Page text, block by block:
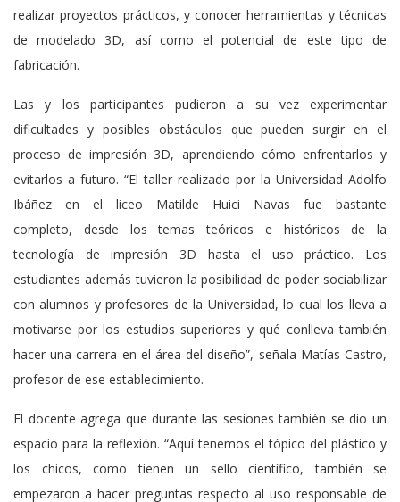
realizar proyectos prácticos, y conocer herramientas y técnicas
de modelado 3D, así como el potencial de este tipo de
fabricación.
Las y los participantes pudieron a su vez experimentar
dificultades y posibles obstáculos que pueden surgir en el
proceso de impresión 3D, aprendiendo cómo enfrentarlos y
evitarlos a futuro. “El taller realizado por la Universidad Adolfo
Ibáñez en el liceo Matilde Huici Navas fue bastante
completo, desde los temas teóricos e históricos de la
tecnología de impresión 3D hasta el uso práctico. Los
estudiantes además tuvieron la posibilidad de poder sociabilizar
con alumnos y profesores de la Universidad, lo cual los lleva a
motivarse por los estudios superiores y qué conlleva también
hacer una carrera en el área del diseño”, señala Matías Castro,
profesor de ese establecimiento.
El docente agrega que durante las sesiones también se dio un
espacio para la reflexión. “Aquí tenemos el tópico del plástico y
los chicos, como tienen un sello científico, también se
empezaron a hacer preguntas respecto al uso responsable de